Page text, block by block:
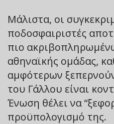
Μάλιστα, οι
ποδοσφαιριστές
πιο
αθηναϊκής ομάδας,
αμφότερων
του Γάλλου είναι
Ένωση θέλει να
προϋπολογισμό της.